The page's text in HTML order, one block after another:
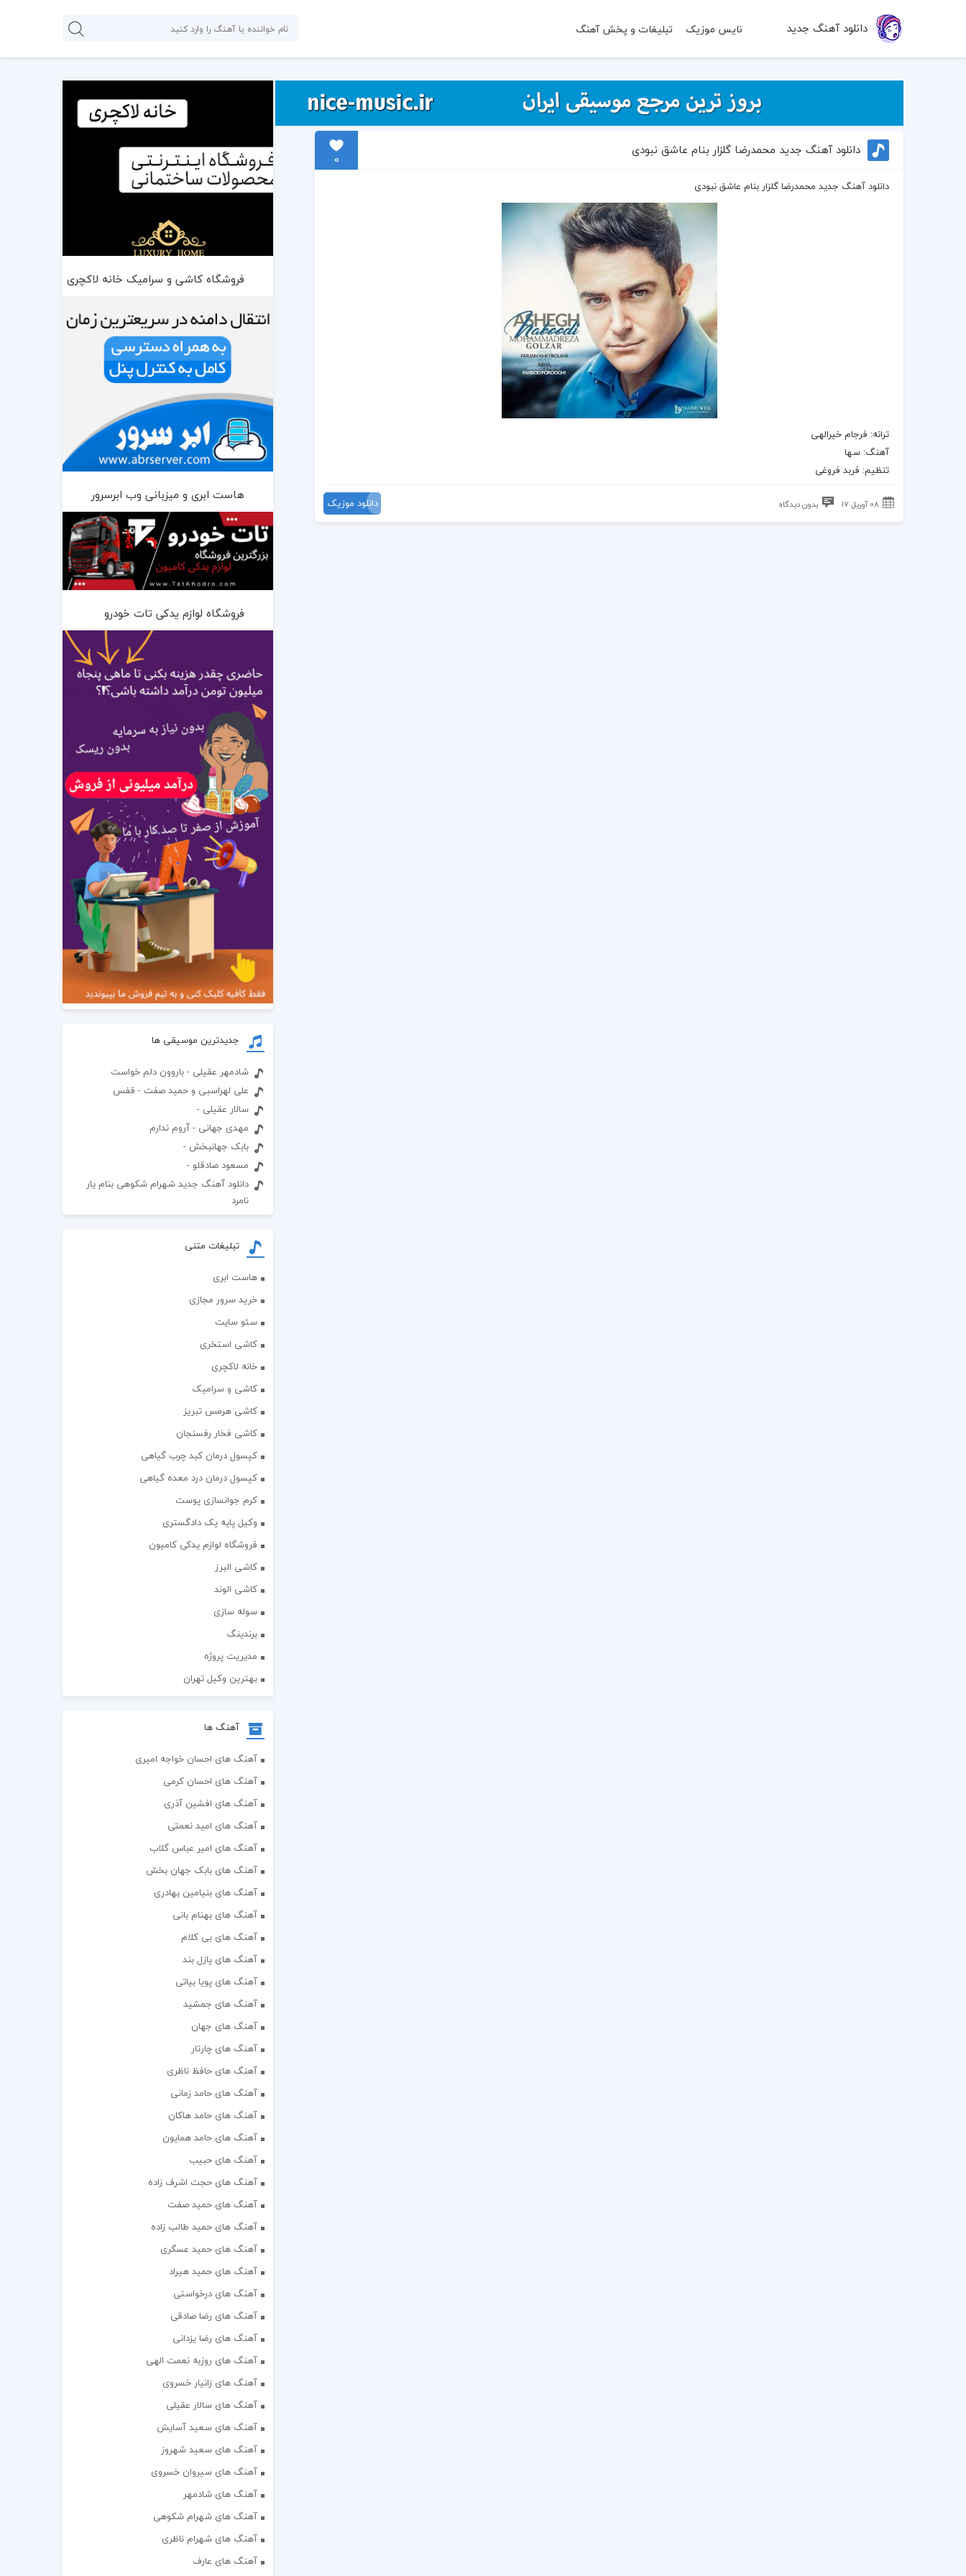
دانلود آهنگ جدید نایس موزیک تبلیغات و پخش آهنگ
دانلود آهنگ جدید محمدرضا گلزار بنام عاشق نبودی
0
دانلود آهنگ جدید محمدرضا گلزار بنام عاشق نبودی
ترانه: فرجام خیرالهی
آهنگ: سها
تنظیم: فربد فروغی
08 آوریل 17 بدون دیدگاه دانلود موزیک
فروشگاه کاشی و سرامیک خانه لاکچری
هاست ابری و میزبانی وب ابرسرور
فروشگاه لوازم یدکی تات خودرو
جدیدترین موسیقی ها
شادمهر عقیلی - باروون دلم خواست
علی لهراسبی و حمید صفت - قفس
سالار عقیلی -
مهدی جهانی - آروم ندارم
بابک جهانبخش -
مسعود صادقلو -
دانلود آهنگ جدید شهرام شکوهی بنام یار
نامرد
تبلیغات متنی
هاست ابری
خرید سرور مجازی
سئو سایت
کاشی استخری
خانه لاکچری
کاشی و سرامیک
کاشی هرمس تبریز
کاشی فخار رفسنجان
کپسول درمان کبد چرب گیاهی
کپسول درمان درد معده گیاهی
کرم جوانسازی پوست
وکیل پایه یک دادگستری
فروشگاه لوازم یدکی کامیون
کاشی البرز
کاشی الوند
سوله سازی
برندینگ
مدیریت پروژه
بهترین وکیل تهران
آهنگ ها
آهنگ های احسان خواجه امیری
آهنگ های احسان کرمی
آهنگ های افشین آذری
آهنگ های امید نعمتی
آهنگ های امیر عباس گلاب
آهنگ های بابک جهان بخش
آهنگ های بنیامین بهادری
آهنگ های بهنام بانی
آهنگ های بی کلام
آهنگ های پازل بند
آهنگ های پویا بیاتی
آهنگ های جمشید
آهنگ های جهان
آهنگ های چارتار
آهنگ های حافظ ناظری
آهنگ های حامد زمانی
آهنگ های حامد هاکان
آهنگ های حامد همایون
آهنگ های حبیب
آهنگ های حجت اشرف زاده
آهنگ های حمید صفت
آهنگ های حمید طالب زاده
آهنگ های حمید عسگری
آهنگ های حمید هیراد
آهنگ های درخواستی
آهنگ های رضا صادقی
آهنگ های رضا یزدانی
آهنگ های روزبه نعمت الهی
آهنگ های زانیار خسروی
آهنگ های سالار عقیلی
آهنگ های سعید آسایش
آهنگ های سعید شهروز
آهنگ های سیروان خسروی
آهنگ های شادمهر
آهنگ های شهرام شکوهی
آهنگ های شهرام ناظری
آهنگ های عارف